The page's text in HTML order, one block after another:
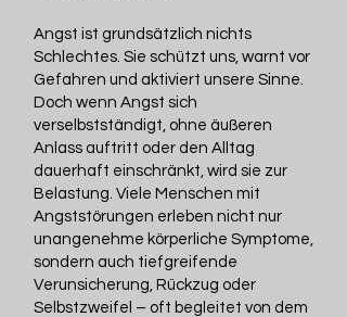
Angst ist grundsätzlich nichts
Schlechtes. Sie schützt uns, warnt vor
Gefahren und aktiviert unsere Sinne.
Doch wenn Angst sich
verselbstständigt, ohne äußeren
Anlass auftritt oder den Alltag
dauerhaft einschränkt, wird sie zur
Belastung. Viele Menschen mit
Angststörungen erleben nicht nur
unangenehme körperliche Symptome,
sondern auch tiefgreifende
Verunsicherung, Rückzug oder
Selbstzweifel – oft begleitet von dem